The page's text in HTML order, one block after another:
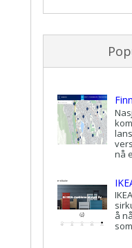
nå
å